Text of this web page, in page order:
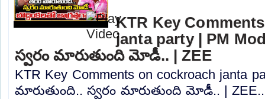
KTR Key
janta party | PM
స్వరం మారుతుంది మోడీ.. | ZEE
KTR Key Comments on cockroach janta
మారుతుంది.. స్వరం మారుతుంది మోడీ.. |